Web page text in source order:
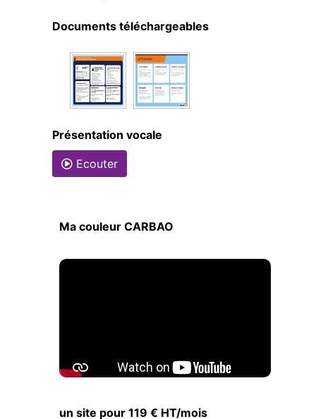
Documents téléchargeables
Présentation vocale
Ecouter
Ma couleur CARBAO
un site pour 119 € HT/mois